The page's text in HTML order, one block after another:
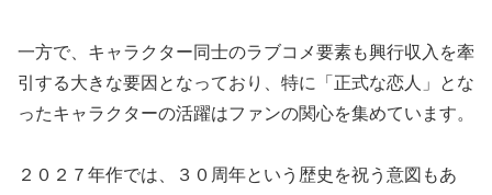
一方で、キャラクター同士のラブコメ要素も興行収入を牽
引する大きな要因となっており、特に「正式な恋人」とな
ったキャラクターの活躍はファンの関心を集めています。
２０２７年作では、３０周年という歴史を祝う意図もあ